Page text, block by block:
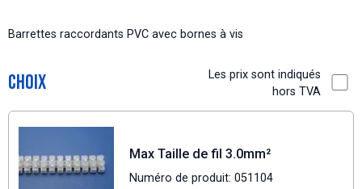
Barrettes raccordants PVC avec bornes à vis
Choix
Les prix sont indiqués
hors TVA
Max Taille de fil 3.0mm²
Numéro de produit: 051104